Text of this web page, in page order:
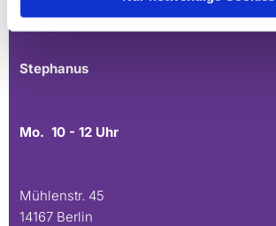
Stephanus
Mo. 10 - 12 Uhr
Mühlenstr. 45
14167 Berlin